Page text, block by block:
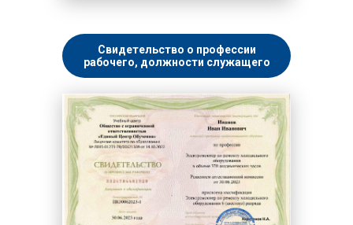
Свидетельство о профессии
рабочего, должности служащего